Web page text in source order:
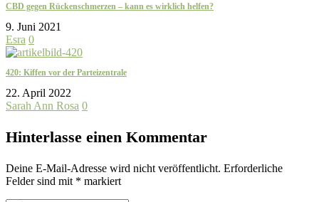
CBD gegen Rückenschmerzen – kann es wirklich helfen?
9. Juni 2021
Esra 0
420: Kiffen vor der Parteizentrale
22. April 2022
Sarah Ann Rosa 0
Hinterlasse einen Kommentar
Deine E-Mail-Adresse wird nicht veröffentlicht. Erforderliche
Felder sind mit * markiert